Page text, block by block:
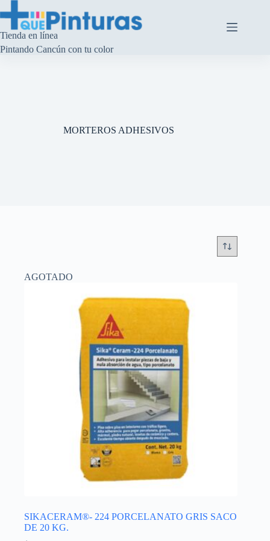
al
contenido
Tienda en línea
Pintando Cancún con tu color
MORTEROS ADHESIVOS
AGOTADO
SIKACERAM®- 224 PORCELANATO GRIS SACO
DE 20 KG.